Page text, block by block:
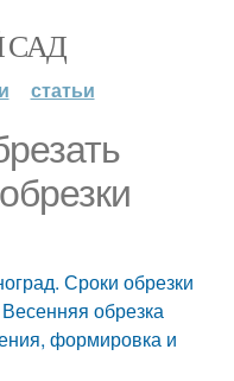
САД
статьи
Сроки обрезки
обрезка
формировка и